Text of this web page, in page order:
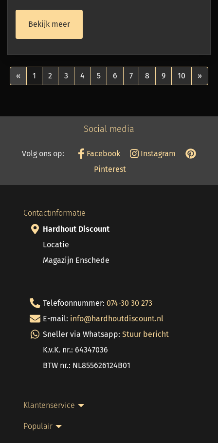
Bekijk meer
« 1 2 3 4 5 6 7 8 9 10 »
Social media
Volg ons op: Facebook
Instagram
Pinterest
Contactinformatie
Hardhout Discount
Locatie
Magazijn Enschede
Telefoonnummer: 074-30 30 273
E-mail: info@hardhoutdiscount.nl
Sneller via Whatsapp: Stuur bericht
K.v.K. nr.: 64347036
BTW nr.: NL855626124B01
Klantenservice
Populair